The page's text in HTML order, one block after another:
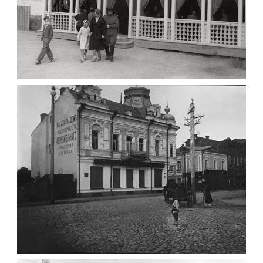
ПАВІЛЬЙОН МОРОЗИВА ЖИТОМИР 1947
Фото Житомир (1945-
1960)
Leave a comment
ФОТО ЖИТОМИРА 1905 ВУЛ.
МИХАЙЛІВСЬКА-СКОРУЛЬСЬКОГО